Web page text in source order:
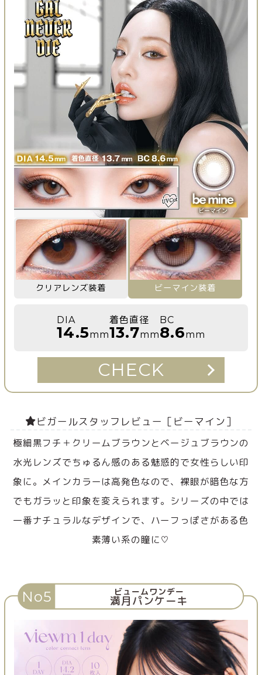
クリアレンズ装着 ビーマイン装着
DIA
14.5mm
着色直径
13.7mm
BC
8.6mm
CHECK
ビガールスタッフレビュー［ビーマイン］
極細黒フチ＋クリームブラウンとベージュブラウンの
水光レンズでちゅるん感のある魅惑的で女性らしい印
象に。メインカラーは高発色なので、裸眼が暗色な方
でもガラッと印象を変えられます。シリーズの中では
一番ナチュラルなデザインで、ハーフっぽさがある色
素薄い系の瞳に♡
No5 ビュームワンデー
満月パンケーキ